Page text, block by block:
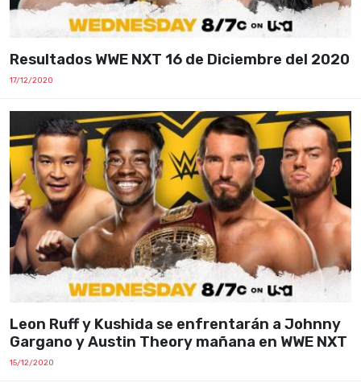
Resultados WWE NXT 16 de Diciembre del 2020
17/12/2020
Leon Ruff y Kushida se enfrentarán a Johnny
Gargano y Austin Theory mañana en WWE NXT
15/12/2020